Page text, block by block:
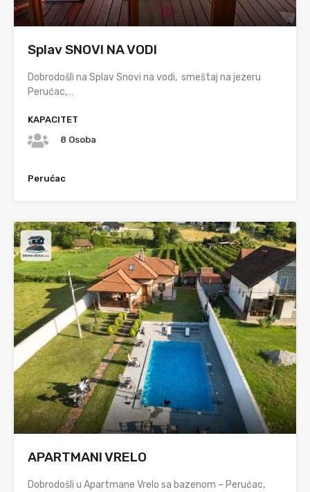
Splav SNOVI NA VODI
Dobrodošli na Splav Snovi na vodi, smeštaj na jezeru
Perućac,…
KAPACITET
8 Osoba
Perućac
APARTMANI VRELO
Dobrodošli u Apartmane Vrelo sa bazenom – Perućac,